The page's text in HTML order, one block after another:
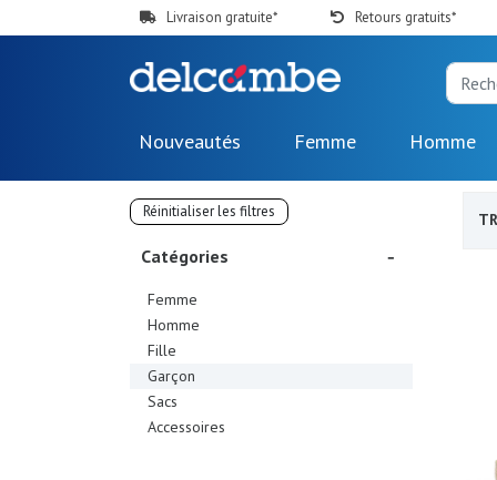
Livraison gratuite* Retours gratuits*
Nouveautés Femme Homme
Réinitialiser les filtres
Catégories
Femme
Homme
Fille
Garçon
Sacs
Accessoires